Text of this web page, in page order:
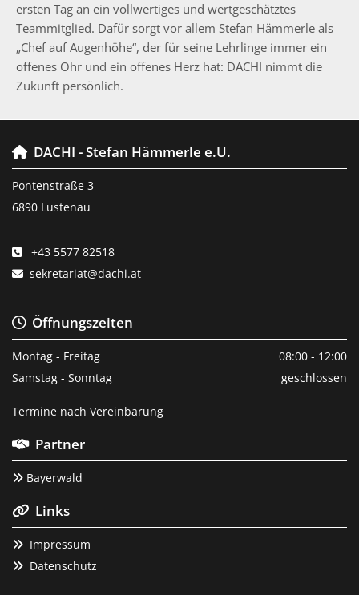
ersten Tag an ein vollwertiges und wertgeschätztes
Teammitglied. Dafür sorgt vor allem Stefan Hämmerle als
„Chef auf Augenhöhe“, der für seine Lehrlinge immer ein
offenes Ohr und ein offenes Herz hat: DACHI nimmt die
Zukunft persönlich.
 DACHI - Stefan Hämmerle e.U.
Pontenstraße 3
6890 Lustenau
 +43 5577 82518
 sekretariat@dachi.at
Öffnungszeiten
Montag - Freitag
08:00 - 12:00
Samstag - Sonntag
geschlossen
Termine nach Vereinbarung
Partner
 Bayerwald
 Links
 Impressum
 Datenschutz